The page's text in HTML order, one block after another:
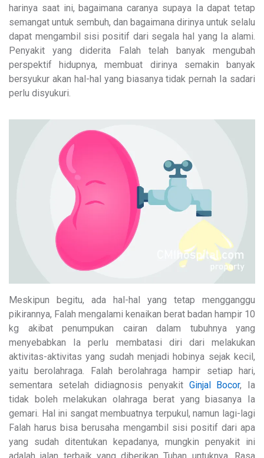
harinya saat ini, bagaimana caranya supaya Ia dapat tetap
semangat untuk sembuh, dan bagaimana dirinya untuk selalu
dapat mengambil sisi positif dari segala hal yang Ia alami.
Penyakit yang diderita Falah telah banyak mengubah
perspektif hidupnya, membuat dirinya semakin banyak
bersyukur akan hal-hal yang biasanya tidak pernah Ia sadari
perlu disyukuri.
Meskipun begitu, ada hal-hal yang tetap mengganggu
pikirannya, Falah mengalami kenaikan berat badan hampir 10
kg akibat penumpukan cairan dalam tubuhnya yang
menyebabkan Ia perlu membatasi diri dari melakukan
aktivitas-aktivitas yang sudah menjadi hobinya sejak kecil,
yaitu berolahraga. Falah berolahraga hampir setiap hari,
sementara setelah didiagnosis penyakit Ginjal Bocor, Ia
tidak boleh melakukan olahraga berat yang biasanya Ia
gemari. Hal ini sangat membuatnya terpukul, namun lagi-lagi
Falah harus bisa berusaha mengambil sisi positif dari apa
yang sudah ditentukan kepadanya, mungkin penyakit ini